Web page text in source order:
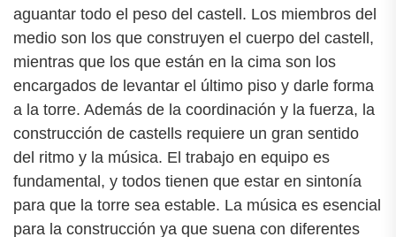
aguantar todo el peso del castell. Los miembros del
medio son los que construyen el cuerpo del castell,
mientras que los que están en la cima son los
encargados de levantar el último piso y darle forma
a la torre. Además de la coordinación y la fuerza, la
construcción de castells requiere un gran sentido
del ritmo y la música. El trabajo en equipo es
fundamental, y todos tienen que estar en sintonía
para que la torre sea estable. La música es esencial
para la construcción ya que suena con diferentes